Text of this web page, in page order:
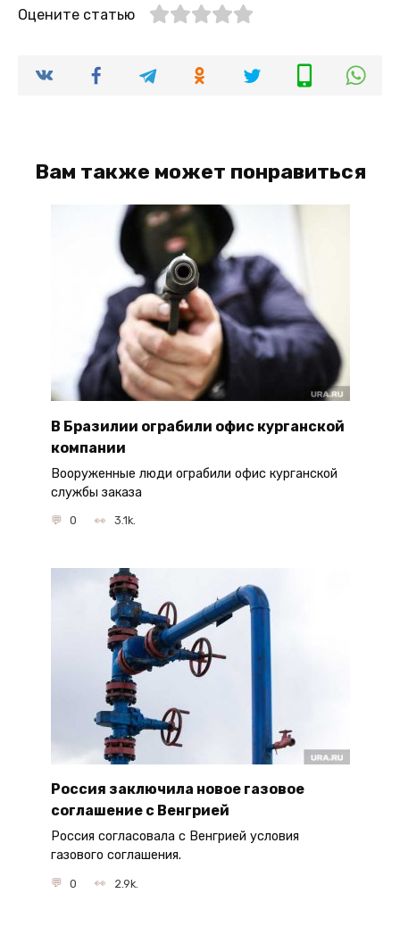
Оцените статью
Вам также может понравиться
В Бразилии ограбили офис курганской
компании
Вооруженные люди ограбили офис курганской
службы заказа
0 3.1k.
Россия заключила новое газовое
соглашение с Венгрией
Россия согласовала с Венгрией условия
газового соглашения.
0 2.9k.